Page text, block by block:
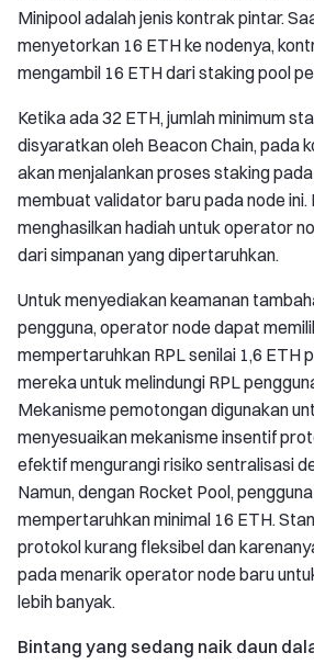
Minipool adalah jenis kontrak pintar.
menyetorkan 16 ETH ke nodenya,
mengambil 16 ETH dari staking pool
Ketika ada 32 ETH, jumlah minimum
disyaratkan oleh Beacon Chain, pada
akan menjalankan proses staking
membuat validator baru pada node ini.
menghasilkan hadiah untuk operator
dari simpanan yang dipertaruhkan.
Untuk menyediakan keamanan
pengguna, operator node dapat
mempertaruhkan RPL senilai 1,6 ETH
mereka untuk melindungi RPL
Mekanisme pemotongan digunakan
menyesuaikan mekanisme insentif
efektif mengurangi risiko sentralisasi
Namun, dengan Rocket Pool,
mempertaruhkan minimal 16 ETH.
protokol kurang fleksibel dan
pada menarik operator node baru
lebih banyak.
Bintang yang sedang naik daun